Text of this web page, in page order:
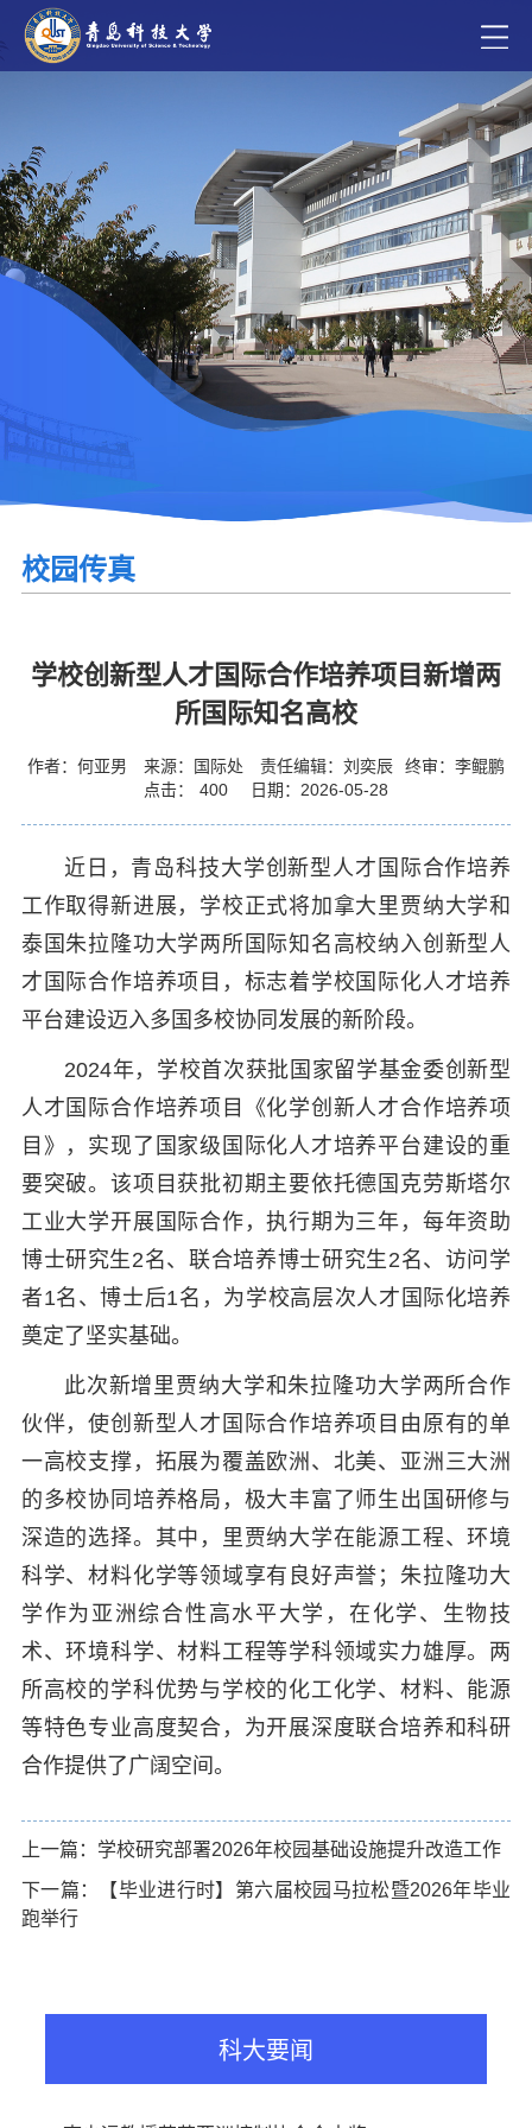
校园传真
学校创新型人才国际合作培养项目新增两
所国际知名高校
作者：何亚男 来源：国际处 责任编辑：刘奕辰
终审：李鲲鹏
点击：
400 日期：2026-05-28
近日，青岛科技大学创新型人才国际合作培养
工作取得新进展，学校正式将加拿大里贾纳大学和
泰国朱拉隆功大学两所国际知名高校纳入创新型人
才国际合作培养项目，标志着学校国际化人才培养
平台建设迈入多国多校协同发展的新阶段。
2024年，学校首次获批国家留学基金委创新型
人才国际合作培养项目《化学创新人才合作培养项
目》，实现了国家级国际化人才培养平台建设的重
要突破。该项目获批初期主要依托德国克劳斯塔尔
工业大学开展国际合作，执行期为三年，每年资助
博士研究生2名、联合培养博士研究生2名、访问学
者1名、博士后1名，为学校高层次人才国际化培养
奠定了坚实基础。
此次新增里贾纳大学和朱拉隆功大学两所合作
伙伴，使创新型人才国际合作培养项目由原有的单
一高校支撑，拓展为覆盖欧洲、北美、亚洲三大洲
的多校协同培养格局，极大丰富了师生出国研修与
深造的选择。其中，里贾纳大学在能源工程、环境
科学、材料化学等领域享有良好声誉；朱拉隆功大
学作为亚洲综合性高水平大学，在化学、生物技
术、环境科学、材料工程等学科领域实力雄厚。两
所高校的学科优势与学校的化工化学、材料、能源
等特色专业高度契合，为开展深度联合培养和科研
合作提供了广阔空间。
上一篇：学校研究部署2026年校园基础设施提升改造工作
下一篇：【毕业进行时】第六届校园马拉松暨2026年毕业
跑举行
科大要闻